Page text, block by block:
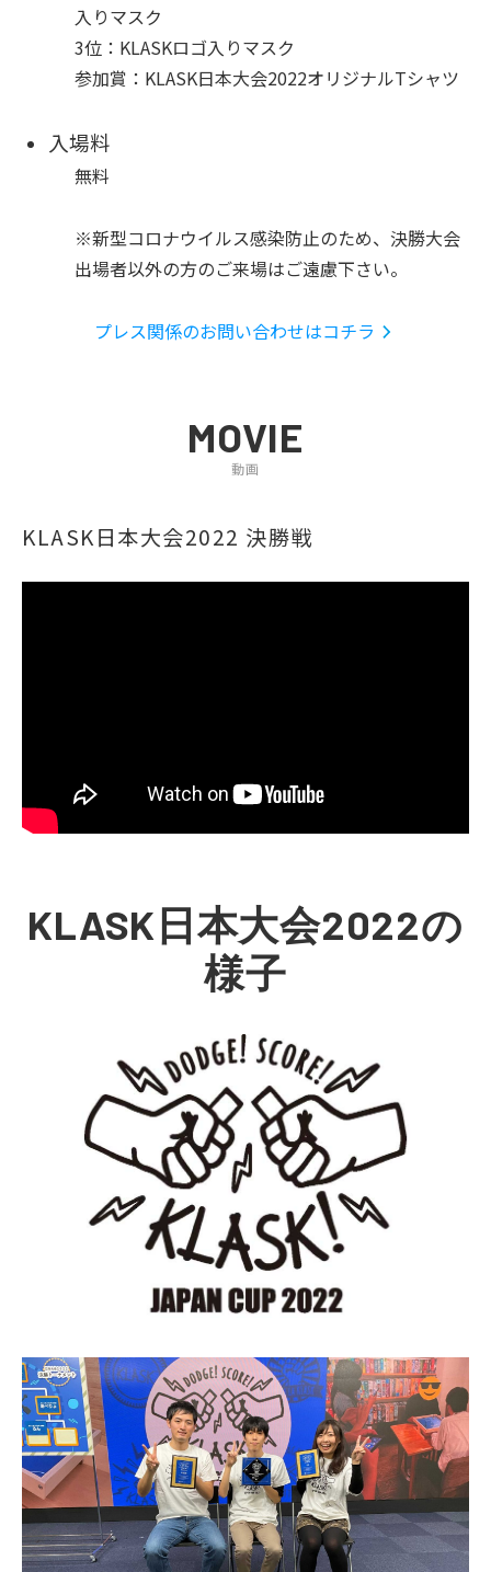
入りマスク
3位：KLASKロゴ入りマスク
参加賞：KLASK日本大会2022オリジナルTシャツ
入場料
無料
※新型コロナウイルス感染防止のため、決勝大会
出場者以外の方のご来場はご遠慮下さい。
プレス関係のお問い合わせはコチラ
MOVIE
動画
KLASK日本大会2022 決勝戦
KLASK日本大会2022の
様子